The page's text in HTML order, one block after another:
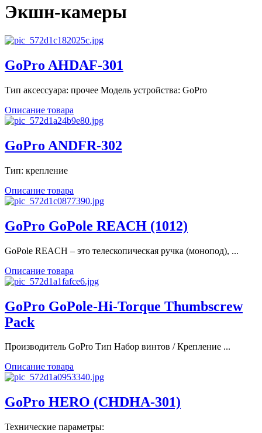
Экшн-камеры
GoPro AHDAF-301
Тип аксессуара: прочее Модель устройства: GoPro
Описание товара
GoPro ANDFR-302
Тип: крепление
Описание товара
GoPro GoPole REACH (1012)
GoPole REACH – это телескопическая ручка (монопод), ...
Описание товара
GoPro GoPole-Hi-Torque Thumbscrew
Pack
Производитель GoPro Тип Набор винтов / Крепление ...
Описание товара
GoPro HERO (CHDHA-301)
Технические параметры: